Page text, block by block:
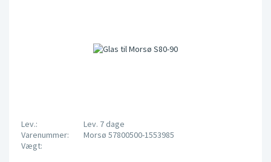
Lev.:
Lev. 7 dage
Varenummer:
Morsø 57800500-1553985
Vægt: